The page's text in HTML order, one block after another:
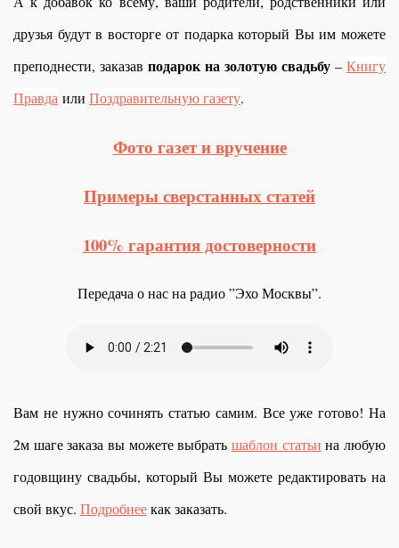
друзья будут в восторге от подарка который Вы им можете
преподнести, заказав подарок на золотую свадьбу – Книгу
Правда или Поздравительную газету.
Фото газет и вручение
Примеры сверстанных статей
100% гарантия достоверности
Передача о нас на радио ”Эхо Москвы”.
Вам не нужно сочинять статью самим. Все уже готово! На
2м шаге заказа вы можете выбрать шаблон статьи на любую
годовщину свадьбы, который Вы можете редактировать на
свой вкус. Подробнеекак заказать.